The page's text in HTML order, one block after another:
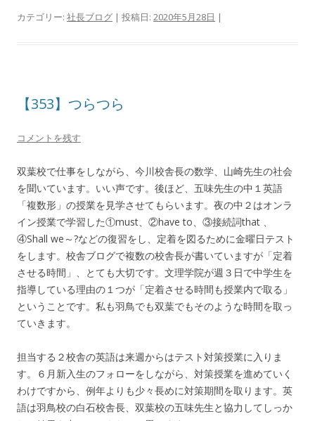
カテゴリー: 社長ブログ | 投稿日: 2020年5月28日 |
【353】つらつら
コメントを残す
双葉校で仕事をしながら、今川校舎長の数学、山崎先生の社会
を聞いています。いい声です。後ほど、五味先生の中１英語
「複数形」の授業を見学させてもらいます。夜の中２はオンラ
イン授業で学習した①must、②have to、③接続詞that 、
④Shall we～?などの復習をし、定着を図るために金曜日テスト
をします。校舎ブログで複数の校舎長が書いていますが「定着
させる時間」、とても大切です。文理学院が週３日で中学生を
指導している理由の１つが「定着させる時間も授業内で取る」
ということです。私も羽鳥でも双葉でもそのような時間を取っ
ていきます。
担当する２校舎の英語は来週からはテスト対策授業に入りま
す。６月新入生のフォローをしながら、対策授業を進めていく
わけですから、例年よりも少々長めに対策期間を取ります。英
語は羽鳥校の白石校舎長、双葉校の五味先生と協力してしっか